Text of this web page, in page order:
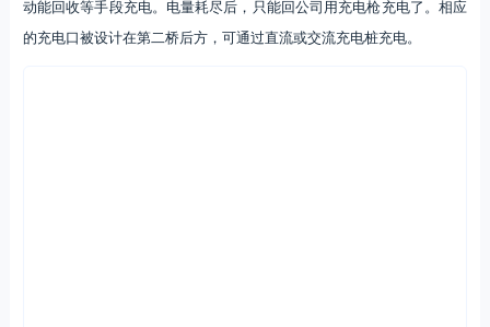
动能回收等手段充电。电量耗尽后，只能回公司用充电枪充电了。相应
的充电口被设计在第二桥后方，可通过直流或交流充电桩充电。